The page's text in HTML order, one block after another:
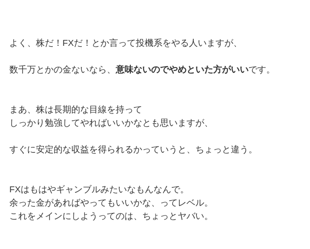
よく、株だ！FXだ！とか言って投機系をやる人いますが、
数千万とかの金ないなら、 意味ないのでやめといた方がいいです。
まあ、株は長期的な目線を持って
しっかり勉強してやればいいかなとも思いますが、
すぐに安定的な収益を得られるかっていうと、ちょっと違う。
FXはもはやギャンブルみたいなもんなんで。
余った金があればやってもいいかな、ってレベル。
これをメインにしようってのは、ちょっとヤバい。